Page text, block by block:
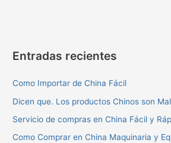
Entradas recientes
Como Importar de China Fácil
Dicen que. Los productos Chinos son
Servicio de compras en China Fácil y
Como Comprar en China Maquinaria y